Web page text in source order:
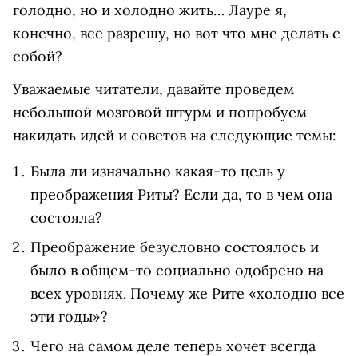
голодно, но и холодно жить… Лауре я,
конечно, все разрешу, но вот что мне делать с
собой?
Уважаемые читатели, давайте проведем
небольшой мозговой штурм и попробуем
накидать идей и советов на следующие темы:
Была ли изначально какая-то цель у
преображения Риты? Если да, то в чем она
состояла?
Преображение безусловно состоялось и
было в общем-то социально одобрено на
всех уровнях. Почему же Рите «холодно все
эти годы»?
Чего на самом деле теперь хочет всегда